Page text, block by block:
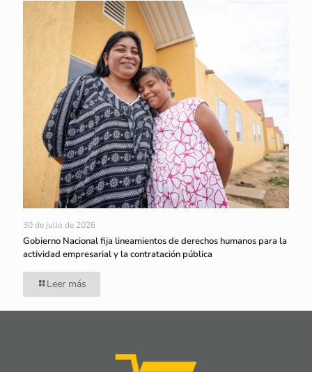
30 de julio de 2026
Gobierno Nacional fija lineamientos de derechos humanos para la
actividad empresarial y la contratación pública
Leer más